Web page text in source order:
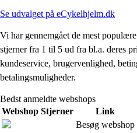
Se udvalget på eCykelhjelm.dk
Vi har gennemgået de mest
stjerner fra 1 til 5 ud fra bl.a. deres
kundeservice, brugervenlighed,
betalingsmuligheder.
Bedst anmeldte webshops
Webshop Stjerner
Link
Besøg webshop